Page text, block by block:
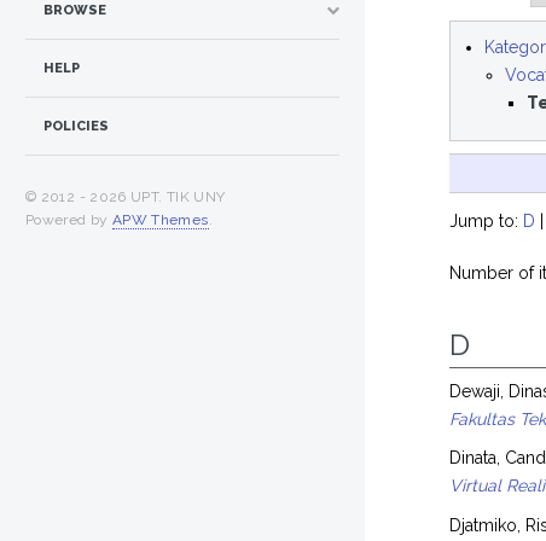
Jump to: D
Number of
D
Dewaji,
Fakultas
Dinata,
Virtual
Djatmiko,
BROWSE
HELP
POLICIES
© 2012 - 2026 UPT. TIK UNY
Powered by APW Themes